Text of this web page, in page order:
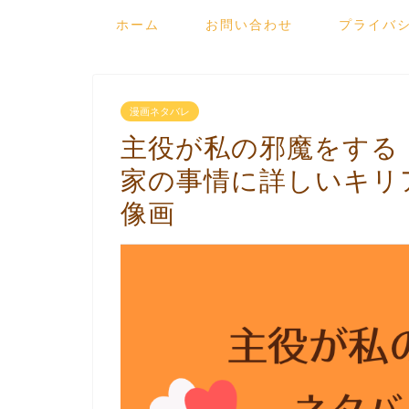
ホーム お問い合わせ プライバ
漫画ネタバレ
主役が私の邪魔をす
家の事情に詳しいキ
像画